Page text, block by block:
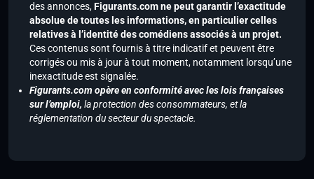
des annonces,Figurants.com ne peut garantir l’exactitude
absolue de toutes les informations, en particulier celles
relatives à l’identité des comédiens associés à un projet.
Ces contenus sont fournis à titre indicatif et peuvent être
corrigés ou mis à jour à tout moment, notamment lorsqu’une
inexactitude est signalée.
Figurants.com opère en conformité avec les lois françaises
sur l’emploi, la protection des consommateurs, et la
réglementation du secteur du spectacle.